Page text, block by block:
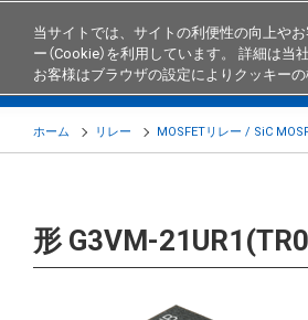
製品 業界・用途別商品 知
ホーム リレー MOSFETリレー / SiC
形 G3VM-
当サイトでは、サイトの利便性の向上や
ー（Cookie）を利用しています。 詳細は当社
お客様はブラウザの設定によりクッキー